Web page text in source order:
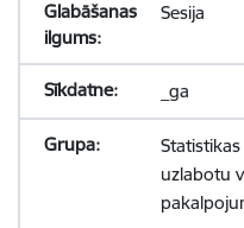
Sesija
_ga
uzlabotu